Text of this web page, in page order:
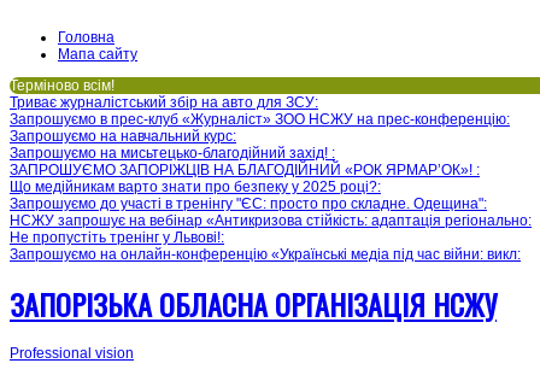
Головна
Мапа сайту
Терміново всім!
Триває журналістський збір на авто для ЗСУ:
Запрошуємо в прес-клуб «Журналіст» ЗОО НСЖУ на прес-конференцію:
Запрошуємо на навчальний курс:
Запрошуємо на мисьтецько-благодійний захід! :
ЗАПРОШУЄМО ЗАПОРІЖЦІВ НА БЛАГОДІЙНИЙ «РОК ЯРМАР’ОК»! :
Що медійникам варто знати про безпеку у 2025 році?:
Запрошуємо до участі в тренінгу "ЄС: просто про складне. Одещина":
НСЖУ запрошує на вебінар «Антикризова стійкість: адаптація регіонально:
Не пропустіть тренінг у Львові!:
Запрошуємо на онлайн-конференцію «Українські медіа під час війни: викл:
ЗАПОРІЗЬКА ОБЛАСНА ОРГАНІЗАЦІЯ НСЖУ
Professional vision